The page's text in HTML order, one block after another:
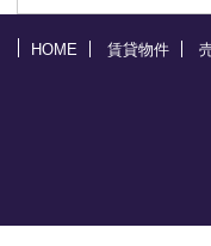
HOME 賃貸物件